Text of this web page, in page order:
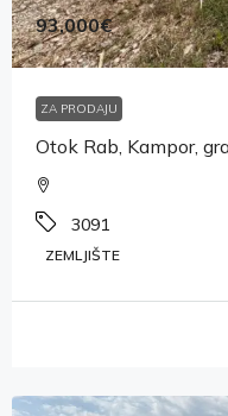
93,000€
ZA PRODAJU
Otok Rab, Kampor,
3091
ZEMLJIŠTE